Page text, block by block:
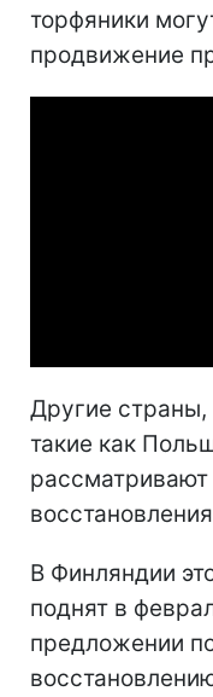
торфяники
продвижение
Другие
такие как
В Финляндии
поднят в
предложении